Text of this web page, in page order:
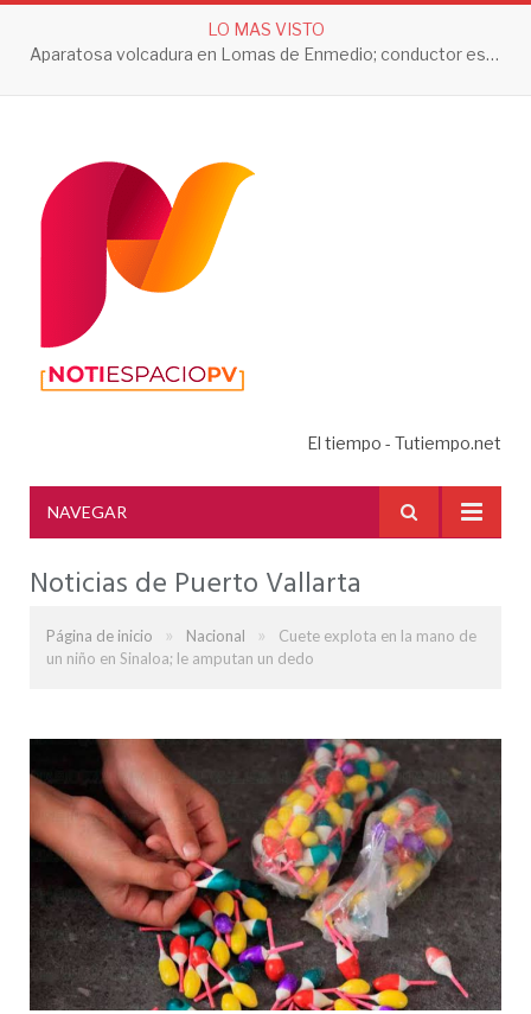
LO MAS VISTO
Aparatosa volcadura en Lomas de Enmedio; conductor es trasladado a prueba de alcoholemia
El tiempo - Tutiempo.net
NAVEGAR
Noticias de Puerto Vallarta
Página de inicio » Nacional »
Cuete explota en la mano de
un niño en Sinaloa; le amputan un dedo